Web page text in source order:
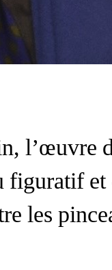
l’œuvre
les